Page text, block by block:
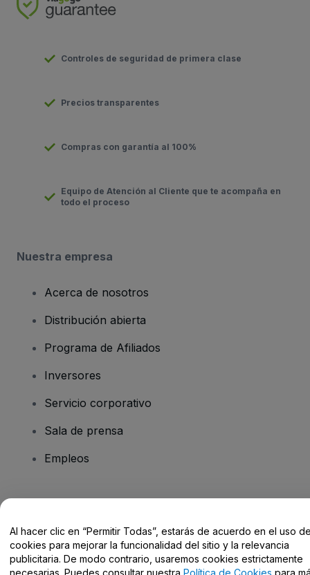
Controles de seguridad de primera clase
Precios transparentes
Compras con garantía al 100%
Equipo de Atención al Cliente que te acompaña en
todo el proceso
Nuestra empresa
Acerca de nosotros
Distribución abierta
Programa de Afiliados
Inversores
Servicio corporativo
Sala de prensa
Empleos
Centro de Ayuda / Contacto
Al hacer clic en “Permitir Todas”, estarás de acuerdo en el uso
cookies para mejorar la funcionalidad del sitio y la relevancia
publicitaria. De modo contrario, usaremos cookies estrictamente
necesarias. Puedes consultar nuestra Política de Cookies para